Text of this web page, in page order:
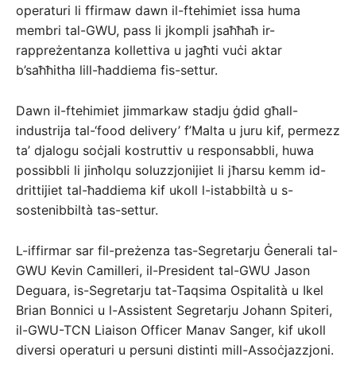
operaturi li ffirmaw dawn il-ftehimiet issa huma
membri tal-GWU, pass li jkompli jsaħħaħ ir-
rappreżentanza kollettiva u jagħti vuċi aktar
b’saħħitha lill-ħaddiema fis-settur.
Dawn il-ftehimiet jimmarkaw stadju ġdid għall-
industrija tal-‘food delivery’ f’Malta u juru kif, permezz
ta’ djalogu soċjali kostruttiv u responsabbli, huwa
possibbli li jinħolqu soluzzjonijiet li jħarsu kemm id-
drittijiet tal-ħaddiema kif ukoll l-istabbiltà u s-
sostenibbiltà tas-settur.
L-iffirmar sar fil-preżenza tas-Segretarju Ġenerali tal-
GWU Kevin Camilleri, il-President tal-GWU Jason
Deguara, is-Segretarju tat-Taqsima Ospitalità u Ikel
Brian Bonnici u l-Assistent Segretarju Johann Spiteri,
il-GWU-TCN Liaison Officer Manav Sanger, kif ukoll
diversi operaturi u persuni distinti mill-Assoċjazzjoni.